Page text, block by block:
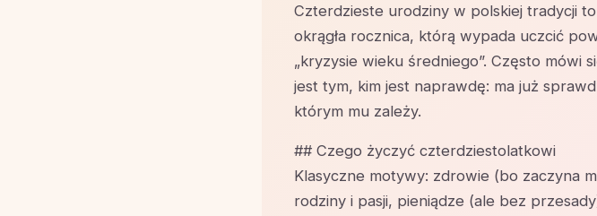
Czterdzieste urodziny w polskiej tradycji
okrągła rocznica, którą wypada uczcić
„kryzysie wieku średniego”. Często
jest tym, kim jest naprawdę: ma już
którym mu zależy.
## Czego życzyć czterdziestolatkowi
Klasyczne motywy: zdrowie (bo zaczyna
rodziny i pasji, pieniądze (ale bez